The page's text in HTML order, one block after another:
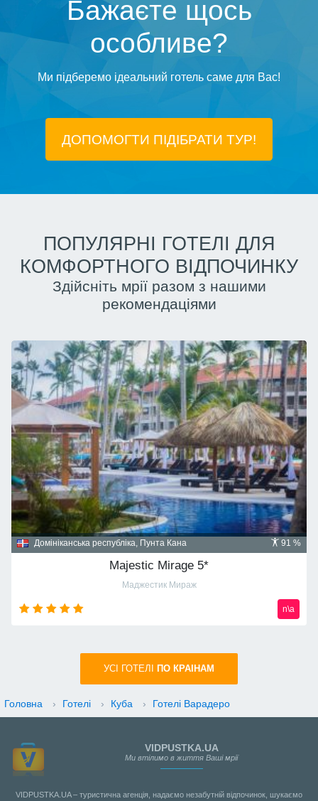
Бажаєте щось
особливе?
Ми підберемо ідеальний готель саме для Вас!
ДОПОМОГТИ ПІДIБРАТИ ТУР!
ПОПУЛЯРНІ ГОТЕЛІ ДЛЯ
КОМФОРТНОГО ВІДПОЧИНКУ
Здійсніть мрії разом з нашими
рекомендаціями
91 %
Домініканська республіка, Пунта Кана
Majestic Mirage 5*
Маджестик Мираж
n\a
УСI ГОТЕЛІ ПО КРАIНАМ
Головна › Готелі › Куба › Готелі Варадеро
VIDPUSTKA.UA
Ми втілимо в життя Ваші мрії
VIDPUSTKA.UA – туристична агенція, надаємо незабутній відпочинок, шукаємо